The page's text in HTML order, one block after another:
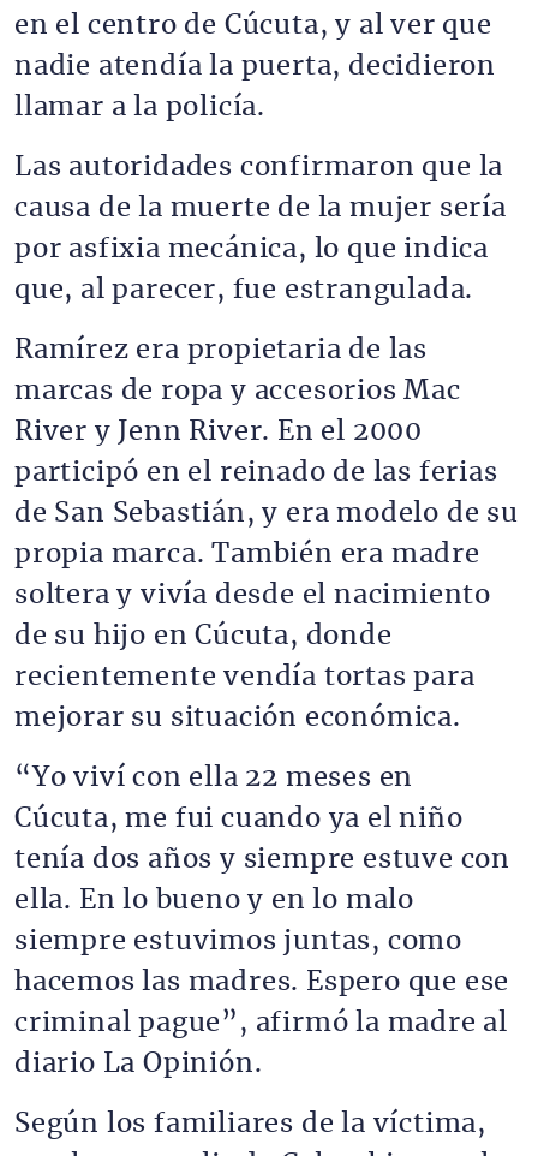
en el centro de Cúcuta, y al ver que
nadie atendía la puerta, decidieron
llamar a la policía.
Las autoridades confirmaron que la
causa de la muerte de la mujer sería
por asfixia mecánica, lo que indica
que, al parecer, fue estrangulada.
Ramírez era propietaria de las
marcas de ropa y accesorios Mac
River y Jenn River. En el 2000
participó en el reinado de las ferias
de San Sebastián, y era modelo de su
propia marca. También era madre
soltera y vivía desde el nacimiento
de su hijo en Cúcuta, donde
recientemente vendía tortas para
mejorar su situación económica.
“Yo viví con ella 22 meses en
Cúcuta, me fui cuando ya el niño
tenía dos años y siempre estuve con
ella. En lo bueno y en lo malo
siempre estuvimos juntas, como
hacemos las madres. Espero que ese
criminal pague”, afirmó la madre al
diario La Opinión.
Según los familiares de la víctima,